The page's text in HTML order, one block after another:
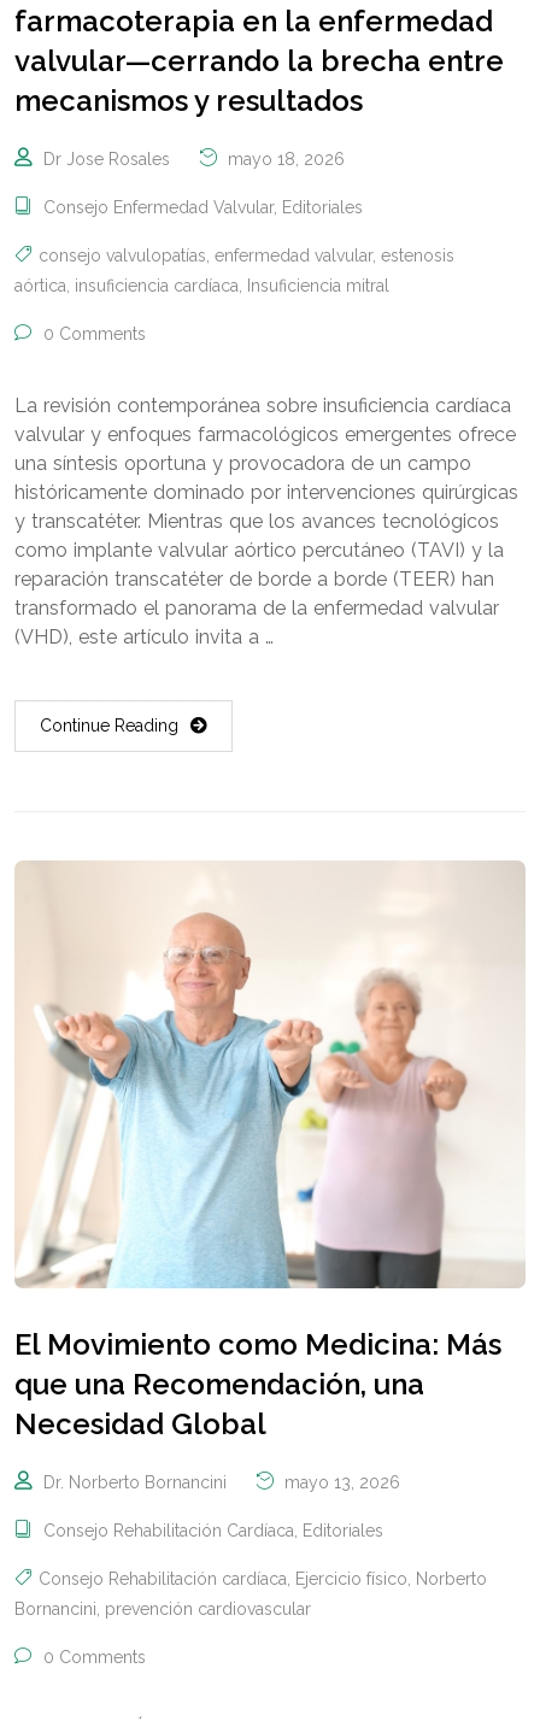
farmacoterapia en la enfermedad
valvular—cerrando la brecha entre
mecanismos y resultados
Dr Jose Rosales mayo 18, 2026
Consejo Enfermedad Valvular, Editoriales
consejo valvulopatías enfermedad valvular, estenosis
aórtica insuficiencia cardíaca Insuficiencia mitral
0 Comments
La revisión contemporánea sobre insuficiencia cardíaca
valvular y enfoques farmacológicos emergentes ofrece
una síntesis oportuna y provocadora de un campo
históricamente dominado por intervenciones quirúrgicas
y transcatéter. Mientras que los avances tecnológicos
como implante valvular aórtico percutáneo (TAVI) y la
reparación transcatéter de borde a borde (TEER) han
transformado el panorama de la enfermedad valvular
(VHD), este artículo invita a …
Continue Reading
El Movimiento como Medicina: Más
que una Recomendación, una
Necesidad Global
Dr. Norberto Bornancini mayo 13, 2026
Consejo Rehabilitación Cardíaca, Editoriales
Consejo Rehabilitación cardíaca, Ejercicio físico, Norberto
Bornancini, prevención cardiovascular
0 Comments